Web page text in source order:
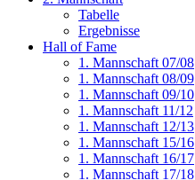
Tabelle
Ergebnisse
Hall of Fame
1. Mannschaft 07/08
1. Mannschaft 08/09
1. Mannschaft 09/10
1. Mannschaft 11/12
1. Mannschaft 12/13
1. Mannschaft 15/16
1. Mannschaft 16/17
1. Mannschaft 17/18